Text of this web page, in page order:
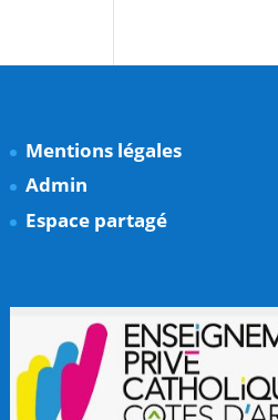
Mentions légales
Admin
Espace partagé